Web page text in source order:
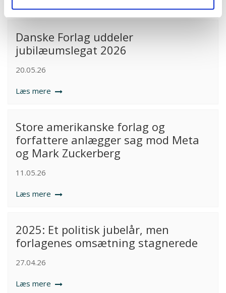
Danske Forlag uddeler
jubilæumslegat 2026
20.05.26
Læs mere
Store amerikanske forlag og
forfattere anlægger sag mod Meta
og Mark Zuckerberg
11.05.26
Læs mere
2025: Et politisk jubelår, men
forlagenes omsætning stagnerede
27.04.26
Læs mere